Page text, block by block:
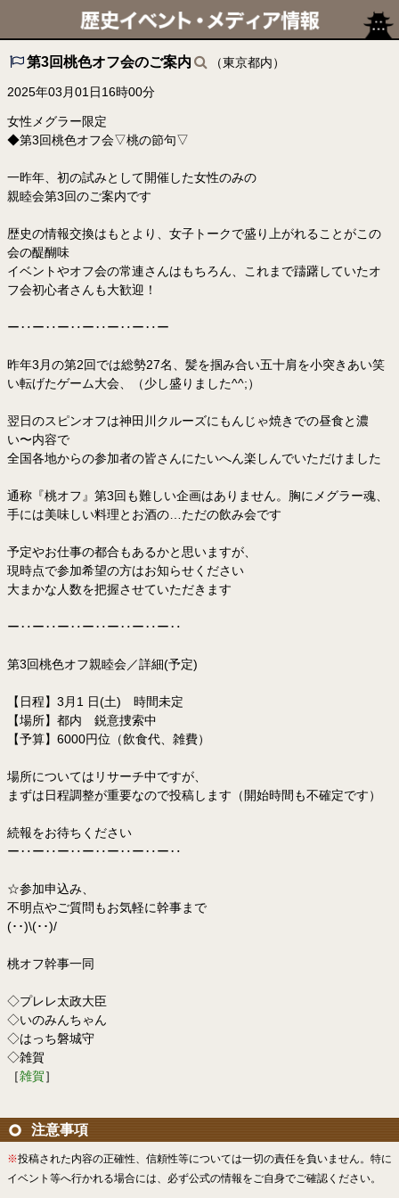
第3回桃色オフ会のご案内 （東京都内）
2025年03月01日16時00分
女性メグラー限定
◆第3回桃色オフ会▽桃の節句▽
一昨年、初の試みとして開催した女性のみの
親睦会第3回のご案内です
歴史の情報交換はもとより、女子トークで盛り上がれることがこの
会の醍醐味
イベントやオフ会の常連さんはもちろん、これまで躊躇していたオ
フ会初心者さんも大歓迎！
ー‥ー‥ー‥ー‥ー‥ー‥ー
昨年3月の第2回では総勢27名、髪を掴み合い五十肩を小突きあい笑
い転げたゲーム大会、（少し盛りました^^;）
翌日のスピンオフは神田川クルーズにもんじゃ焼きでの昼食と濃
い〜内容で
全国各地からの参加者の皆さんにたいへん楽しんでいただけました
通称『桃オフ』第3回も難しい企画はありません。胸にメグラー魂、
手には美味しい料理とお酒の…ただの飲み会です
予定やお仕事の都合もあるかと思いますが、
現時点で参加希望の方はお知らせください
大まかな人数を把握させていただきます
ー‥ー‥ー‥ー‥ー‥ー‥ー‥
第3回桃色オフ親睦会／詳細(予定)
【日程】3月1 日(土) 時間未定
【場所】都内 鋭意捜索中
【予算】6000円位（飲食代、雑費）
場所についてはリサーチ中ですが、
まずは日程調整が重要なので投稿します（開始時間も不確定です）
続報をお待ちください
ー‥ー‥ー‥ー‥ー‥ー‥ー‥
☆参加申込み、
不明点やご質問もお気軽に幹事まで
(･･)\(･･)/
桃オフ幹事一同
◇プレレ太政大臣
◇いのみんちゃん
◇はっち磐城守
◇雑賀
［雑賀］
注意事項
※投稿された内容の正確性、信頼性等については一切の責任を負いません。特に
イベント等へ行かれる場合には、必ず公式の情報をご自身でご確認ください。